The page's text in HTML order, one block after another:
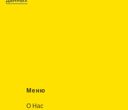
Меню
О Нас